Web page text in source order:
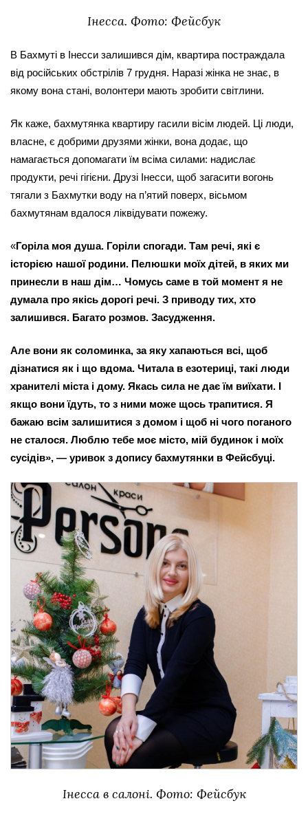
Інесса. Фото: Фейсбук
В Бахмуті в Інесси залишився дім, квартира постраждала
від російських обстрілів 7 грудня. Наразі жінка не знає, в
якому вона стані, волонтери мають зробити світлини.
Як каже, бахмутянка квартиру гасили вісім людей. Ці люди,
власне, є добрими друзями жінки, вона додає, що
намагається допомагати їм всіма силами: надислає
продукти, речі гігієни. Друзі Інесси, щоб загасити вогонь
тягали з Бахмутки воду на п’ятий поверх, вісьмом
бахмутянам вдалося ліквідувати пожежу.
«Горіла моя душа. Горіли спогади. Там речі, які є
історією нашої родини. Пелюшки моїх дітей, в яких ми
принесли в наш дім… Чомусь саме в той момент я не
думала про якісь дорогі речі. З приводу тих, хто
залишився. Багато розмов. Засудження.
Але вони як соломинка, за яку хапаються всі, щоб
дізнатися як і що вдома. Читала в езотериці, такі люди
хранителі міста і дому. Якась сила не дає їм виїхати. І
якщо вони їдуть, то з ними може щось трапитися. Я
бажаю всім залишитися з домом і щоб ні чого поганого
не сталося. Люблю тебе моє місто, мій будинок і моїх
сусідів», — уривок з допису бахмутянки в Фейсбуці.
Інесса в салоні. Фото: Фейсбук